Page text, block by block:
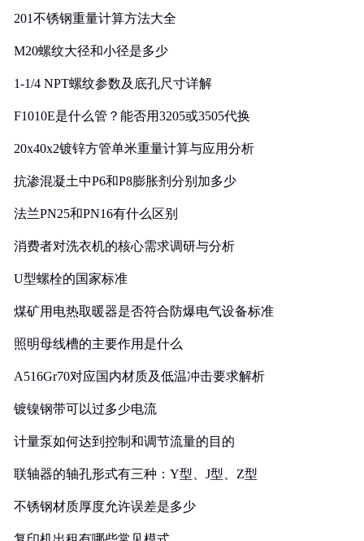
201不锈钢重量计算方法大全
M20螺纹大径和小径是多少
1-1/4 NPT螺纹参数及底孔尺寸详解
F1010E是什么管？能否用3205或3505代换
20x40x2镀锌方管单米重量计算与应用分析
抗渗混凝土中P6和P8膨胀剂分别加多少
法兰PN25和PN16有什么区别
消费者对洗衣机的核心需求调研与分析
U型螺栓的国家标准
煤矿用电热取暖器是否符合防爆电气设备标准
照明母线槽的主要作用是什么
A516Gr70对应国内材质及低温冲击要求解析
镀镍钢带可以过多少电流
计量泵如何达到控制和调节流量的目的
联轴器的轴孔形式有三种：Y型、J型、Z型
不锈钢材质厚度允许误差是多少